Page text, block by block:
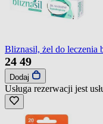
Bliznasil, żel do leczenia
24 49
Dodaj
Usługa rezerwacji jest